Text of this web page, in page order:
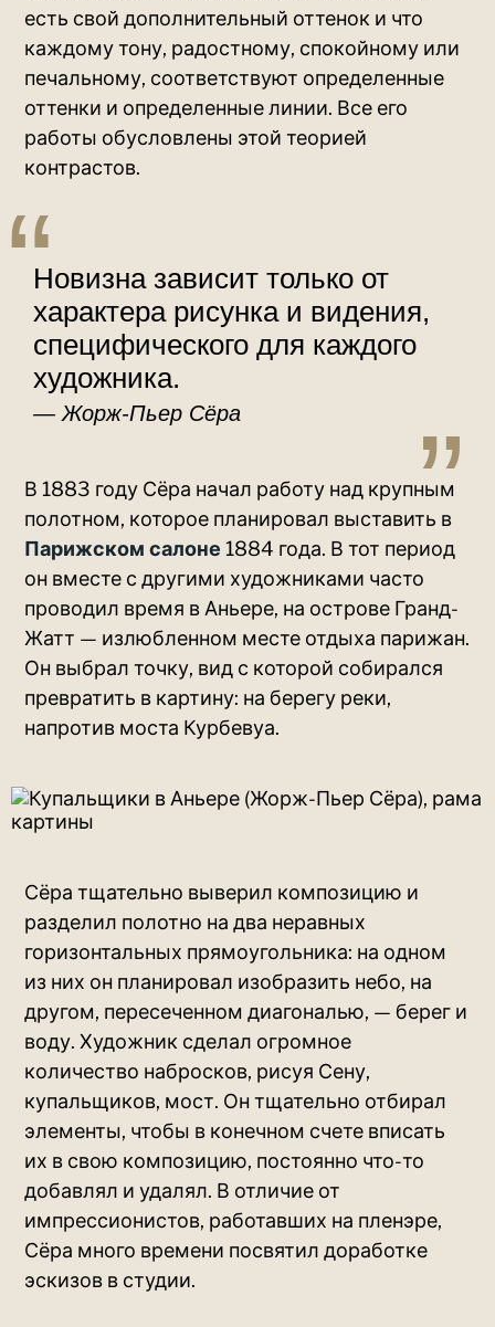
есть свой дополнительный оттенок и что
каждому тону, радостному, спокойному или
печальному, соответствуют определенные
оттенки и определенные линии. Все его
работы обусловлены этой теорией
контрастов.
Новизна зависит только от
характера рисунка и видения,
специфического для каждого
художника.
Жорж-Пьер Сёра
В 1883 году Сёра начал работу над крупным
полотном, которое планировал выставить в
Парижском салоне 1884 года. В тот период
он вместе с другими художниками часто
проводил время в Аньере, на острове Гранд-
Жатт — излюбленном месте отдыха парижан.
Он выбрал точку, вид с которой собирался
превратить в картину: на берегу реки,
напротив моста Курбевуа.
Сёра тщательно выверил композицию и
разделил полотно на два неравных
горизонтальных прямоугольника: на одном
из них он планировал изобразить небо, на
другом, пересеченном диагональю, — берег и
воду. Художник сделал огромное
количество набросков, рисуя Сену,
купальщиков, мост. Он тщательно отбирал
элементы, чтобы в конечном счете вписать
их в свою композицию, постоянно что-то
добавлял и удалял. В отличие от
импрессионистов, работавших на пленэре,
Сёра много времени посвятил доработке
эскизов в студии.